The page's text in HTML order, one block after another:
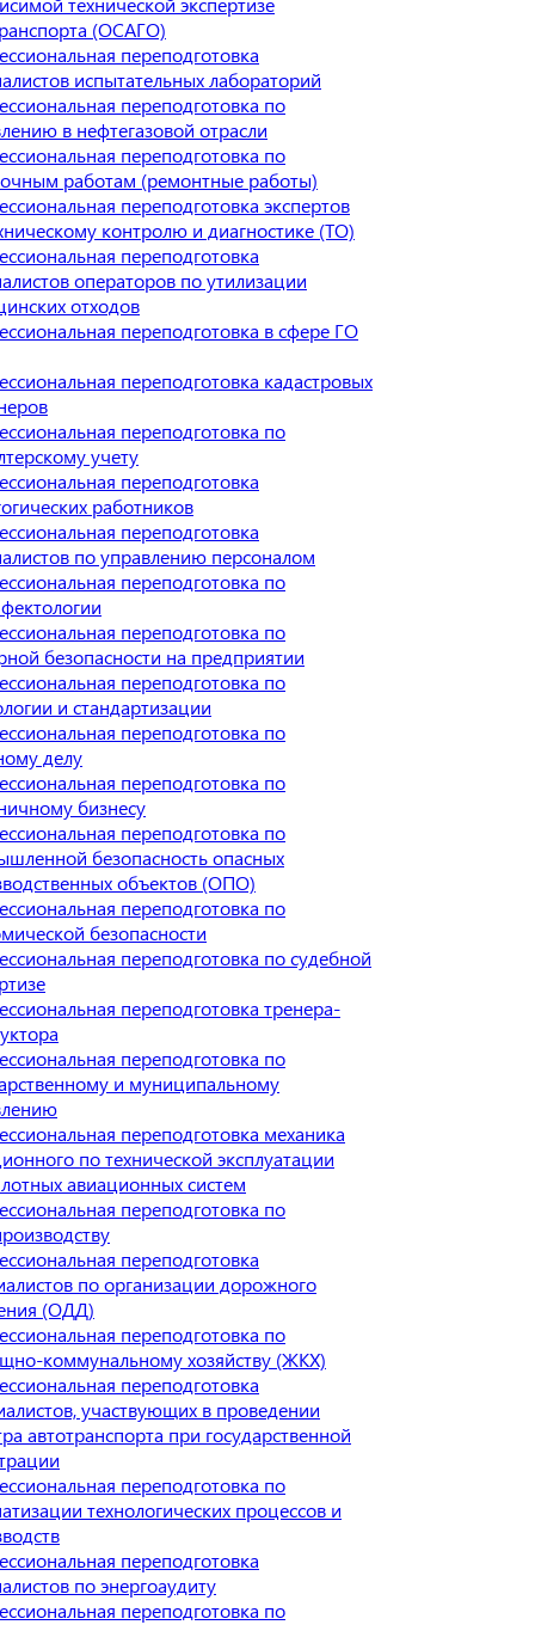
(ОСАГО)
переподготовка
испытательных лабораторий
переподготовка по
в нефтегазовой отрасли
переподготовка по
работам (ремонтные работы)
переподготовка экспертов
контролю и диагностике (ТО)
переподготовка
операторов по утилизации
отходов
переподготовка в сфере ГО
переподготовка кадастровых
переподготовка по
учету
переподготовка
работников
переподготовка
по управлению персоналом
переподготовка по
переподготовка по
безопасности на предприятии
переподготовка по
и стандартизации
переподготовка по
делу
переподготовка по
бизнесу
переподготовка по
безопасность опасных
объектов (ОПО)
переподготовка по
безопасности
переподготовка по судебной
переподготовка тренера-
переподготовка по
и муниципальному
переподготовка механика
по технической эксплуатации
авиационных систем
переподготовка по
переподготовка
по организации дорожного
(ОДД)
переподготовка по
коммунальному хозяйству (ЖКХ)
переподготовка
участвующих в проведении
автотранспорта при государственной
переподготовка по
технологических процессов и
переподготовка
по энергоаудиту
переподготовка по